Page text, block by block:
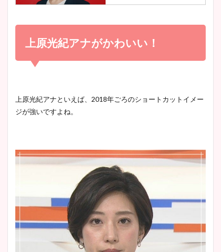
宇賀神メグアナのニット画像
小室瑛莉子のカップ画像まと
め！足が美脚でニット衣装も
清水麻椰アナのかわいい画
大家彩香アナのかわいいカッ
プ画像まとめ！同期や実家に
wikiプロフも！
安藤萌々アナのカップ画像や
ニット衣装まとめ！美足の筋
上原光紀アナがかわいい！
上原光紀アナといえば、 2018年ごろのショートカットイメー
ジが強いですよね。